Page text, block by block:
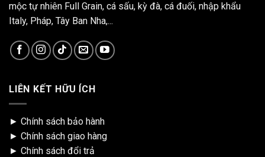
mộc tự nhiên Full Grain, cá sấu, kỳ đà, cá đuối, nhập khẩu
Italy, Pháp, Tây Ban Nha,...
LIÊN KẾT HỮU ÍCH
► Chính sách bảo hành
► Chính sách giao hàng
► Chính sách đổi trả